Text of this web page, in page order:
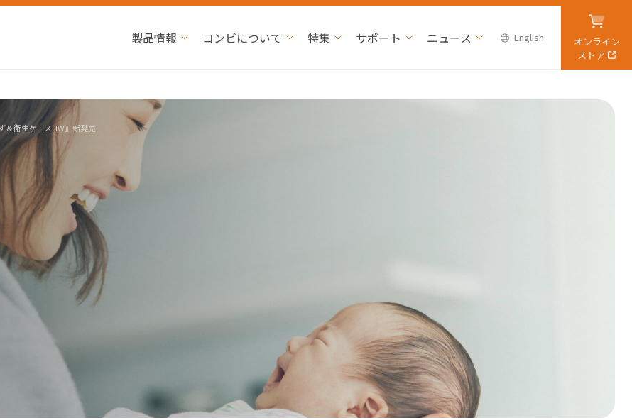
製品情報 コンビについて 特集 サポート ニュース English
オンライン
ストア
＆衛生ケースHW』新発売